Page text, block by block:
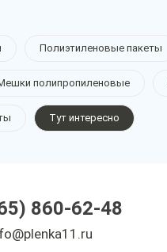
Полиэтиленовые пакеты
полипропиленовые
Тут интересно
860-62-48